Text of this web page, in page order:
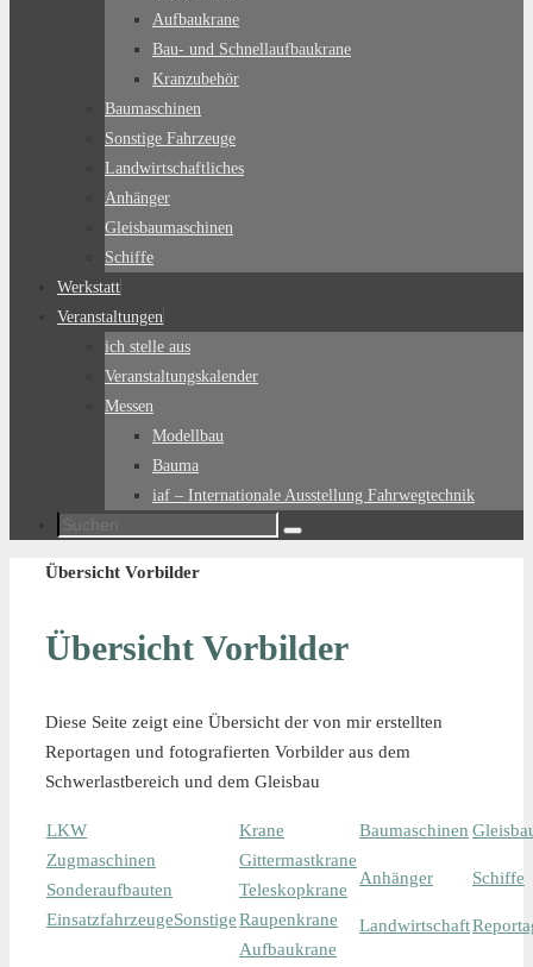
Aufbaukrane
Bau- und Schnellaufbaukrane
Kranzubehör
Baumaschinen
Sonstige Fahrzeuge
Landwirtschaftliches
Anhänger
Gleisbaumaschinen
Schiffe
Werkstatt
Veranstaltungen
ich stelle aus
Veranstaltungskalender
Messen
Modellbau
Bauma
iaf – Internationale Ausstellung Fahrwegtechnik
Suchen
Suchen
Start
Übersicht Vorbilder
Übersicht Vorbilder
Diese Seite zeigt eine Übersicht der von mir erstellten
Reportagen und fotografierten Vorbilder aus dem
Schwerlastbereich und dem Gleisbau
LKW
Zugmaschinen
Sonderaufbauten
EinsatzfahrzeugeSonstige
Krane
Gittermastkrane
Teleskopkrane
Raupenkrane
Aufbaukrane
Baumaschinen
Anhänger
Landwirtschaft
Schiffe